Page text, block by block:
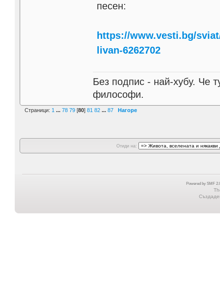
песен:
https://www.vesti.bg/
livan-6262702
Без подпис - най-хубу. Че
философи.
Страници: 1 ... 78 79 [80] 81 82 ... 87 Нагоре
Отиди на:
Powered by SMF